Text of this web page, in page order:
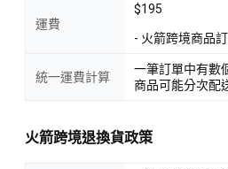
運費
$195
- 火箭跨境商品
統一運費計算
一筆訂單中有數
商品可能分次配
火箭跨境退換貨政策